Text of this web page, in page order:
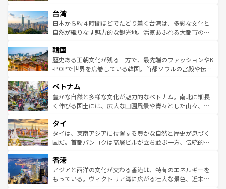
ならではの贅沢な旅のスタイルだ。 なお、新着のアメリカ
情報はコンテンツ一覧を参照してほしい。
れるおもてなしの心で訪れる人々を迎えてくれるハワイの
人々、おいしいローカルフードやハワイアンミュージッ
ク、伝統的なフラダンスなど、すべてがハワイの魅力を彩
ワイを、存分に味わってほしい。 なお、新着のハワイ情報
はコンテンツ一覧を参照してほしい。
リアリーフや大陸中央部にそびえるウルル（エアーズロッ
ク）、タスマニアの美しい原生林やケアンズの熱帯雨林な
ど、見どころがたくさん。また、カフェやワイン、オージ
いる。アクティビティも充実しており、サーフィンやダイ
ビング、ハイキングなど、アウトドア好きにはたまらな
い。オーストラリアの多彩な魅力を存分に味わいつくそ
参照してほしい。
台湾
日本から約４時間ほどでたどり着く台湾は、多彩な文化と
自然が織りなす魅力的な観光地。活気あふれる大都市の台
ン）、静ひつな山岳地帯である台湾東部など、都市の喧騒
と山間の静けさが共存しており、訪れる人に新しい発見と
驚きをもたらしてくれる。また、奥深い台湾の食文化も魅
容にもいいと評判のスイーツなど、バラエティ豊かな料理
が味わえる。 なお、新着の台湾情報は コンテンツ一覧を参
照してほしい。
韓国
歴史ある王朝文化が残る一方で、最先端のファッションやK
-POPで世界を席巻している韓国。首都ソウルの宮殿や伝統
き、地方に足を延ばせば四季折々の自然美を楽しむことが
できる。そして、キムチや焼肉、絶品のストリートフード
まで、さまざまな韓国料理が待っている。夜には、韓国な
リティに包まれながら、韓国の多彩な魅力を心ゆくまで味
わってみてほしい。 なお、新着の韓国情報はコンテンツ一
覧を参照してほしい。
ベトナム
豊かな自然と多様な文化が魅力的なベトナム。南北に細長
く伸びる国土には、広大な田園風景や青々とした山々、世
急速な発展と共に伝統が息づく。ハノイの古い町並みやホ
ーチミン市のフランス統治時代の建物も、独特の雰囲気を
醸し出している。また、バラエティの豊かさとおいしさで
とつ。フォーやバインミー、ベトナムコーヒーなどは、ぜ
ひ現地で味わいたい。どの地域を訪れてもあたたかい人々
が旅行者を迎えてくれるので、きっと忘れられない旅にな
タイ
タイは、東南アジアに位置する豊かな自然と歴史が息づく
国だ。首都バンコクは高層ビルが立ち並ぶ一方、伝統的な
の活気が交差している。北部ではチェンマイなどの山岳地
帯で自然と触れ合い、南部ではプーケットやクラビの美し
いビーチでリゾート気分を楽しむことができる。タイ料理
香港
アジアと西洋の文化が交わる香港は、特有のエネルギーを
もっている。ヴィクトリア湾に広がる壮大な景色、近未来